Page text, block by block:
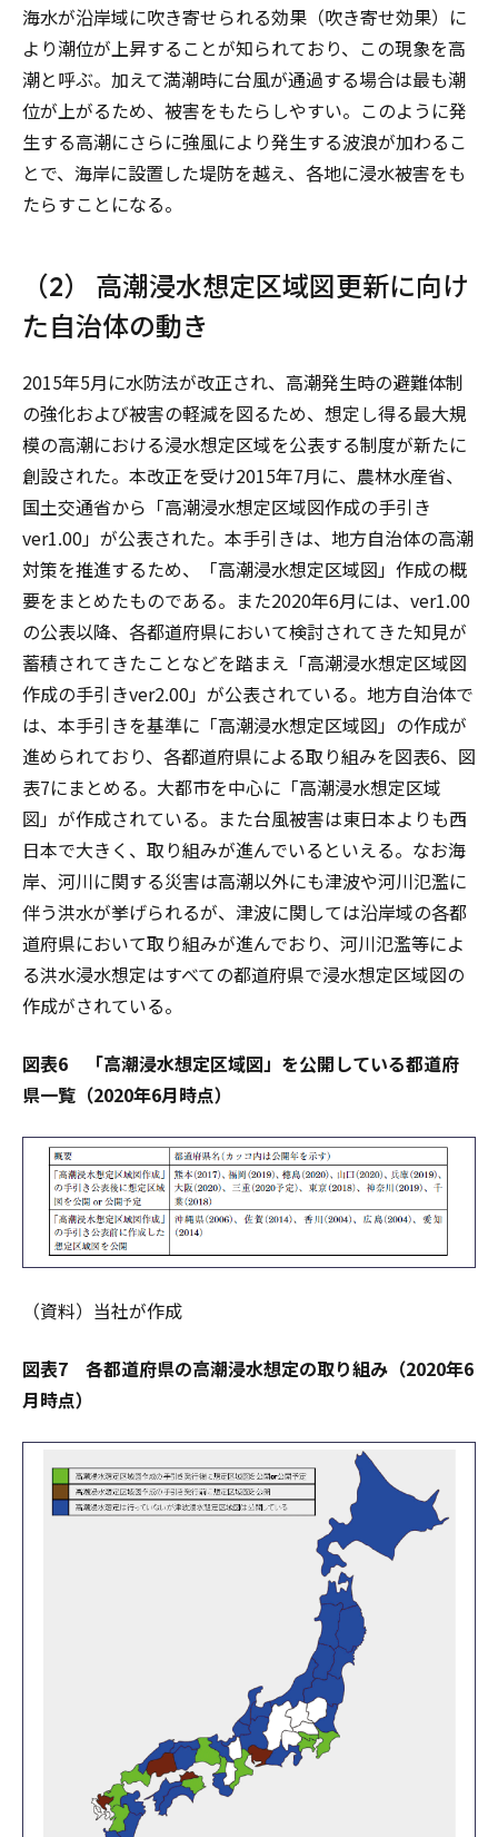
海水が沿岸域に吹き寄せられる効果（吹き寄せ効果）に
より潮位が上昇することが知られており、この現象を高
潮と呼ぶ。加えて満潮時に台風が通過する場合は最も潮
位が上がるため、被害をもたらしやすい。このように発
生する高潮にさらに強風により発生する波浪が加わるこ
とで、海岸に設置した堤防を越え、各地に浸水被害をも
たらすことになる。
（2） 高潮浸水想定区域図更新に向け
た自治体の動き
2015年5月に水防法が改正され、高潮発生時の避難体制
の強化および被害の軽減を図るため、想定し得る最大規
模の高潮における浸水想定区域を公表する制度が新たに
創設された。本改正を受け2015年7月に、農林水産省、
国土交通省から「高潮浸水想定区域図作成の手引き
ver1.00」が公表された。本手引きは、地方自治体の高潮
対策を推進するため、「高潮浸水想定区域図」作成の概
要をまとめたものである。また2020年6月には、ver1.00
の公表以降、各都道府県において検討されてきた知見が
蓄積されてきたことなどを踏まえ「高潮浸水想定区域図
作成の手引きver2.00」が公表されている。地方自治体で
は、本手引きを基準に「高潮浸水想定区域図」の作成が
進められており、各都道府県による取り組みを図表6、図
表7にまとめる。大都市を中心に「高潮浸水想定区域
図」が作成されている。また台風被害は東日本よりも西
日本で大きく、取り組みが進んでいるといえる。なお海
岸、河川に関する災害は高潮以外にも津波や河川氾濫に
伴う洪水が挙げられるが、津波に関しては沿岸域の各都
道府県において取り組みが進んでおり、河川氾濫等によ
る洪水浸水想定はすべての都道府県で浸水想定区域図の
作成がされている。
図表6 「高潮浸水想定区域図」を公開している都道府
県一覧（2020年6月時点）
（資料）当社が作成
図表7 各都道府県の高潮浸水想定の取り組み（2020年6
月時点）